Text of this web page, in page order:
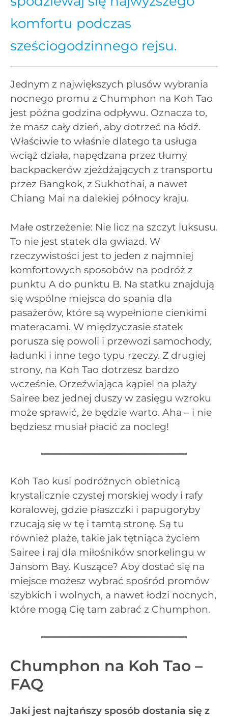
komfortu podczas
sześciogodzinnego rejsu.
Jednym z największych plusów wybrania
nocnego promu z Chumphon na Koh Tao
jest późna godzina odpływu. Oznacza to,
że masz cały dzień, aby dotrzeć na łódź.
Właściwie to właśnie dlatego ta usługa
wciąż działa, napędzana przez tłumy
backpackerów zjeżdżających z transportu
przez Bangkok, z Sukhothai, a nawet
Chiang Mai na dalekiej północy kraju.
Małe ostrzeżenie: Nie licz na szczyt luksusu.
To nie jest statek dla gwiazd. W
rzeczywistości jest to jeden z najmniej
komfortowych sposobów na podróż z
punktu A do punktu B. Na statku znajdują
się wspólne miejsca do spania dla
pasażerów, które są wypełnione cienkimi
materacami. W międzyczasie statek
porusza się powoli i przewozi samochody,
ładunki i inne tego typu rzeczy. Z drugiej
strony, na Koh Tao dotrzesz bardzo
wcześnie. Orzeźwiająca kąpiel na plaży
Sairee bez jednej duszy w zasięgu wzroku
może sprawić, że będzie warto. Aha – i nie
będziesz musiał płacić za nocleg!
Koh Tao kusi podróżnych obietnicą
krystalicznie czystej morskiej wody i rafy
koralowej, gdzie płaszczki i papugoryby
rzucają się w tę i tamtą stronę. Są tu
również plaże, takie jak tętniąca życiem
Sairee i raj dla miłośników snorkelingu w
Jansom Bay. Kuszące? Aby dostać się na
miejsce możesz wybrać spośród promów
szybkich i wolnych, a nawet łodzi nocnych,
które mogą Cię tam zabrać z Chumphon.
Chumphon na Koh Tao –
FAQ
Jaki jest najtańszy sposób dostania się z